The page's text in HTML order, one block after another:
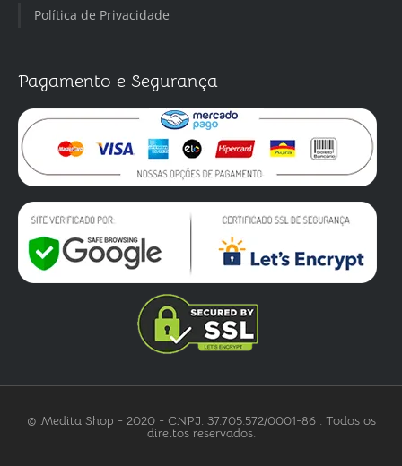
Política de Privacidade
Pagamento e Segurança
© Medita Shop - 2020 - CNPJ: 37.705.572/0001-86 . Todos os
direitos reservados.